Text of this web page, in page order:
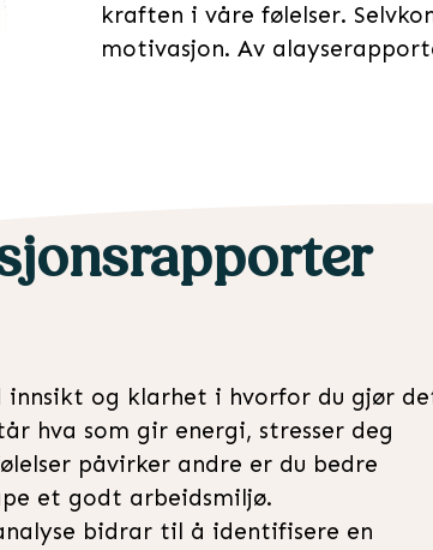
kraften i våre følelser.
motivasjon. Av
innsikt og klarhet i hvorfor du gjør
hva som gir energi, stresser deg
påvirker andre er du bedre
et godt arbeidsmiljø.
bidrar til å identifisere en